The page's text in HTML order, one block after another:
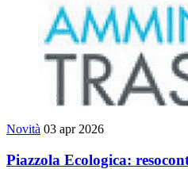
Novità 03 apr 2026
Piazzola Ecologica: